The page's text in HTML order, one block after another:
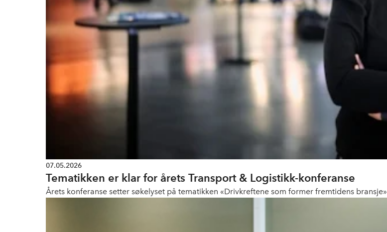
07.05.2026
Tematikken er klar for årets Transport & Logistikk-konferanse
Årets konferanse setter søkelyset på tematikken «Drivkreftene som former fremtidens bransje»